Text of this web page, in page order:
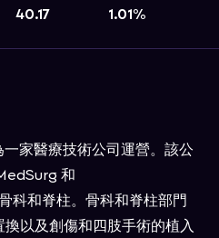
40.17 1.01%
家醫療技術公司運營。該公
和
和脊柱。骨科和脊柱部門
以及創傷和四肢手術的植入